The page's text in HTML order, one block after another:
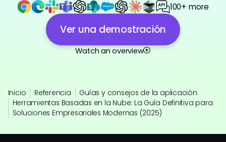
100+ more
Ver una demostración
Watch an overview
Inicio Referencia
Guías y consejos de la aplicación
Herramientas Basadas en la Nube: La Guía Definitiva para
Soluciones Empresariales Modernas (2025)